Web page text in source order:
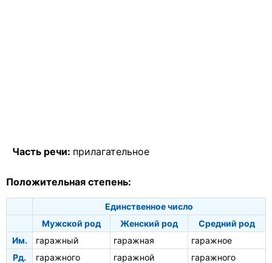
Часть речи: прилагательное
Положительная степень:
Единственное число
Мужской род
Женский род
Средний род
Им.
гаражный гаражная
гаражное
Рд.
гаражного гаражной
гаражного